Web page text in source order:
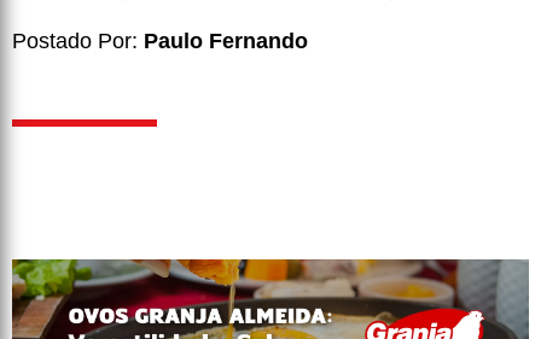
Postado Por: Paulo Fernando